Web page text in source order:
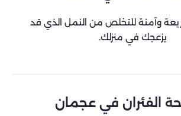
وآمنة للتخلص من النمل الذي قد
يزعجك في منزلك.
الفئران في عجمان